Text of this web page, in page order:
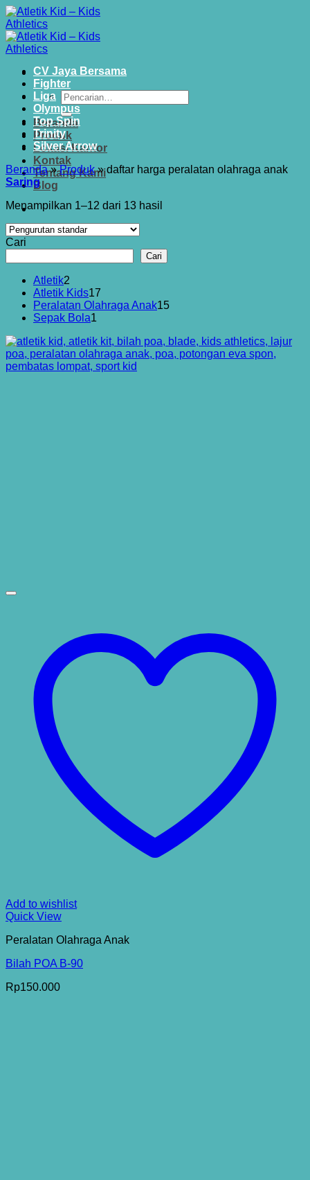
Skip
to
content
Pencarian
untuk:
Beranda
Produk
Lokasi Kantor
Kontak
Tentang Kami
Blog
CV Jaya Bersama
Fighter
Liga
Olympus
Top Spin
Trinity
Silver Arrow
Beranda » Produk » daftar harga peralatan olahraga anak
Saring
Menampilkan 1–12 dari 13 hasil
Cari
Cari
Atletik2
Produk
Atletik Kids17
Produk
Peralatan Olahraga Anak1515
Sepak Bola1
Add to wishlist
Quick View
Peralatan Olahraga Anak
Bilah POA B-90
Rp150.000